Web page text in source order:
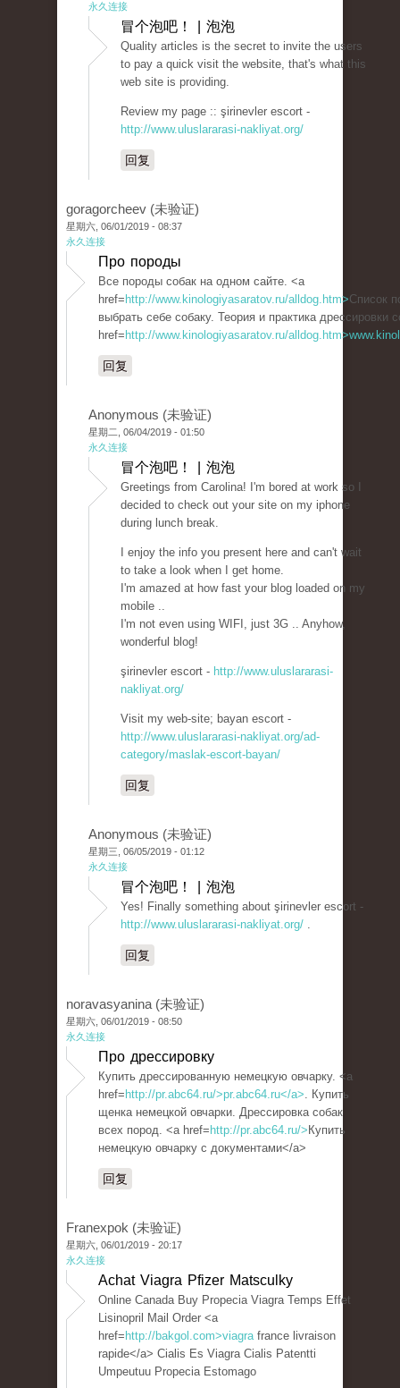
永久连接
冒个泡吧！ | 泡泡
Quality articles is the secret to invite the users
to pay a quick visit the website, that's what this
web site is providing.
Review my page :: şirinevler escort -
http://www.uluslararasi-nakliyat.org/
回复
goragorcheev (未验证)
星期六, 06/01/2019 - 08:37
永久连接
Про породы
Все породы собак на одном сайте. <a
href= http://www.kinologiyasaratov.ru/alldog.htm>Список
выбрать себе собаку. Теория и практика дрессировки
href= http://www.kinologiyasaratov.ru/
回复
Anonymous (未验证)
星期二, 06/04/2019 - 01:50
永久连接
冒个泡吧！ | 泡泡
Greetings from Carolina! I'm bored at work so I
decided to check out your site on my iphone
during lunch break.
I enjoy the info you present here and can't wait
to take a look when I get home.
I'm amazed at how fast your blog loaded on my
mobile ..
I'm not even using WIFI, just 3G .. Anyhow,
wonderful blog!
şirinevler escort - http://www.uluslararasi-
nakliyat.org/
Visit my web-site; bayan escort -
http://www.uluslararasi-nakliyat.org/ad-
category/maslak-escort-bayan/
回复
Anonymous (未验证)
星期三, 06/05/2019 - 01:12
永久连接
冒个泡吧！ | 泡泡
Yes! Finally something about şirinevler escort -
http://www.uluslararasi-nakliyat.org/ .
回复
noravasyanina (未验证)
星期六, 06/01/2019 - 08:50
永久连接
Про дрессировку
Купить дрессированную немецкую овчарку. <a
href= http://pr.abc64.ru/>pr.abc64.ru</a>. Купить
щенка немецкой овчарки. Дрессировка собак
всех пород. <a href= http://pr.abc64.ru/> Купить
немецкую овчарку с документами</a>
回复
Franexpok (未验证)
星期六, 06/01/2019 - 20:17
永久连接
Achat Viagra Pfizer Matsculky
Online Canada Buy Propecia Viagra Temps Effet
Lisinopril Mail Order <a
href= http://bakgol.com>viagrafrance livraison
rapide</a> Cialis Es Viagra Cialis Patentti
Umpeutuu Propecia Estomago